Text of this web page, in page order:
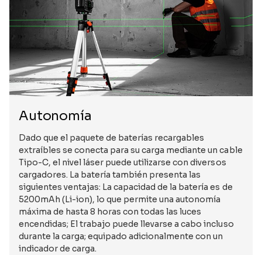
Autonomía
Dado que el paquete de baterías recargables
extraíbles se conecta para su carga mediante un cable
Tipo-C, el nivel láser puede utilizarse con diversos
cargadores. La batería también presenta las
siguientes ventajas: La capacidad de la batería es de
5200mAh (Li-ion), lo que permite una autonomía
máxima de hasta 8 horas con todas las luces
encendidas; El trabajo puede llevarse a cabo incluso
durante la carga; equipado adicionalmente con un
indicador de carga.